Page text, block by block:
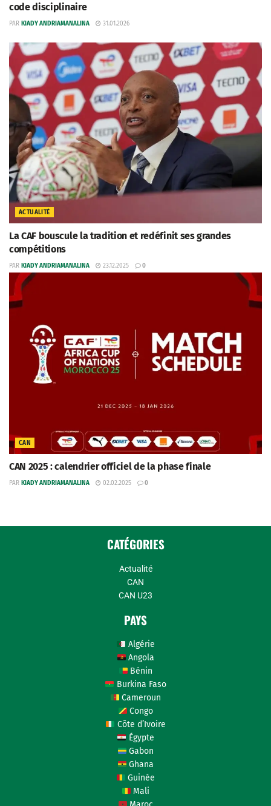
code disciplinaire
PAR KIADY ANDRIAMANALINA 31.01.2026
ACTUALITÉ
La CAF bouscule la tradition et redéfinit ses grandes
compétitions
PAR KIADY ANDRIAMANALINA 23.12.2025 0
CAN
CAN 2025 : calendrier officiel de la phase finale
PAR KIADY ANDRIAMANALINA 02.02.2025 0
CATÉGORIES
Actualité
CAN
CAN U23
PAYS
Algérie
Angola
Bénin
Burkina Faso
Cameroun
Congo
Côte d’Ivoire
Égypte
Gabon
Ghana
Guinée
Mali